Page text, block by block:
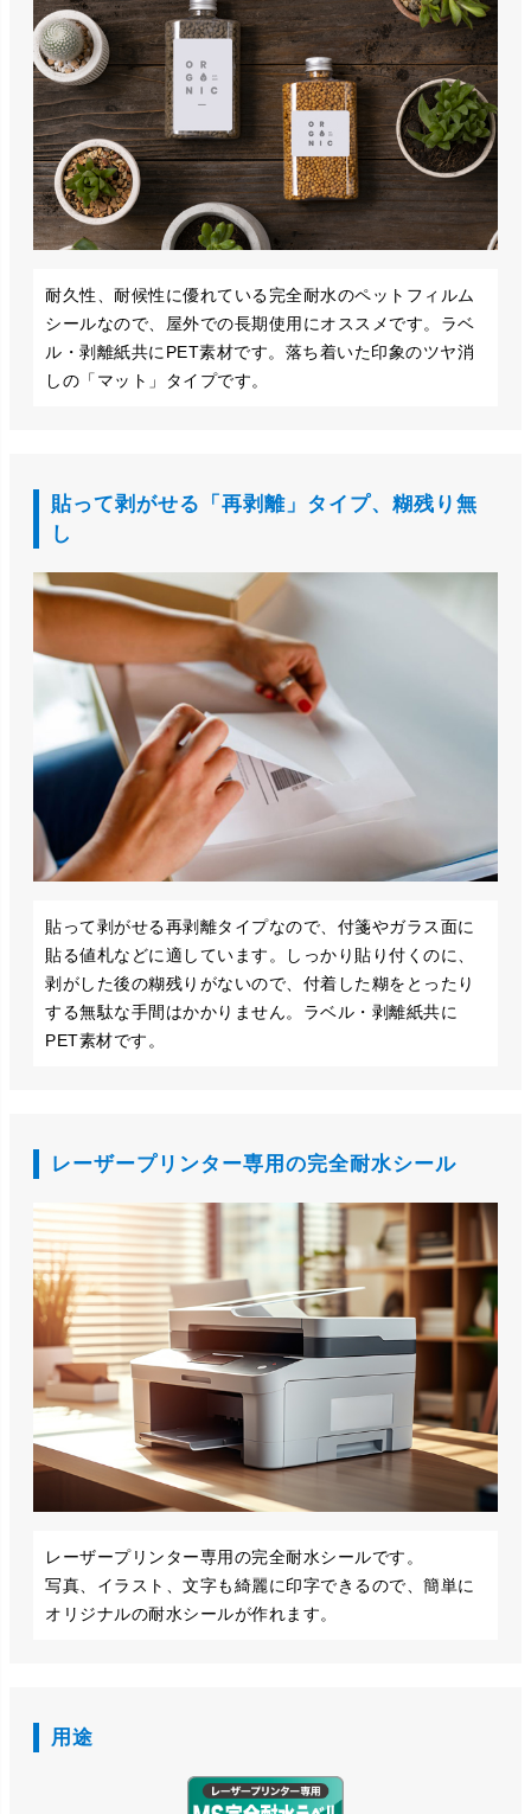
耐久性、耐候性に優れている完全耐水のペットフィルム
シールなので、屋外での長期使用にオススメです。ラベ
ル・剥離紙共にPET素材です。落ち着いた印象のツヤ消
しの「マット」タイプです。
貼って剥がせる「再剥離」タイプ、糊残り無
し
貼って剥がせる再剥離タイプなので、付箋やガラス面に
貼る値札などに適しています。しっかり貼り付くのに、
剥がした後の糊残りがないので、付着した糊をとったり
する無駄な手間はかかりません。ラベル・剥離紙共に
PET素材です。
レーザープリンター専用の完全耐水シール
レーザープリンター専用の完全耐水シールです。
写真、イラスト、文字も綺麗に印字できるので、簡単に
オリジナルの耐水シールが作れます。
用途